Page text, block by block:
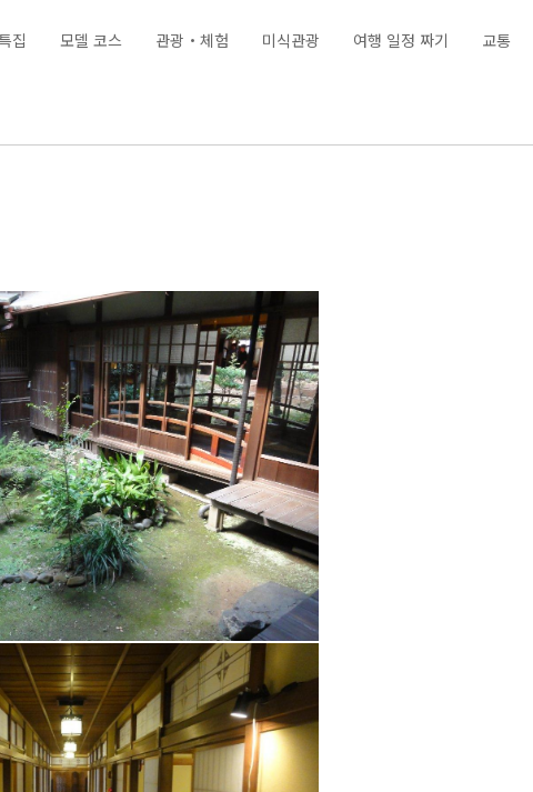
집 모델 코스 관광・체험 미식관광 여행 일정 짜기
교통